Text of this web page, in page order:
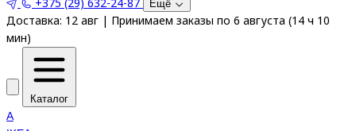
Ещё
Доставка: 12 авг | Принимаем заказы по 6 августа (14 ч 10
мин)
Каталог
A